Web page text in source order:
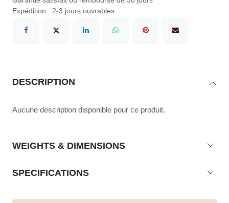
Expédition : 2-3 jours ouvrables
DESCRIPTION
Aucune description disponible pour ce produit.
WEIGHTS & DIMENSIONS
SPECIFICATIONS